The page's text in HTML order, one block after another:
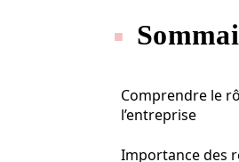
Comprendre le
l’entreprise
Importance des